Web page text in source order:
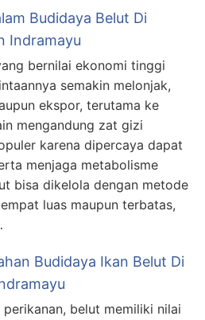
Budidaya Belut Di
Indramayu
bernilai ekonomi tinggi
semakin melonjak,
ekspor, terutama ke
mengandung zat gizi
karena dipercaya dapat
menjaga metabolisme
bisa dikelola dengan metode
luas maupun terbatas,
Budidaya Ikan Belut Di
belut memiliki nilai